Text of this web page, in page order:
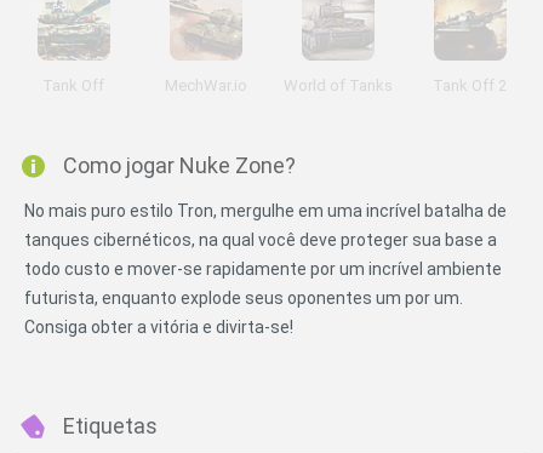
Tank Off MechWar.io World of Tanks Tank Off 2
Como jogar Nuke Zone?
No mais puro estilo Tron, mergulhe em uma incrível batalha de
tanques cibernéticos, na qual você deve proteger sua base a
todo custo e mover-se rapidamente por um incrível ambiente
futurista, enquanto explode seus oponentes um por um.
Consiga obter a vitória e divirta-se!
Etiquetas